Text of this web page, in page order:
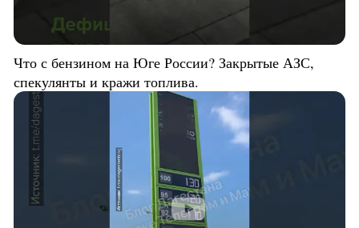
Что с бензином на Юге России? Закрытые АЗС,
спекулянты и кражи топлива.